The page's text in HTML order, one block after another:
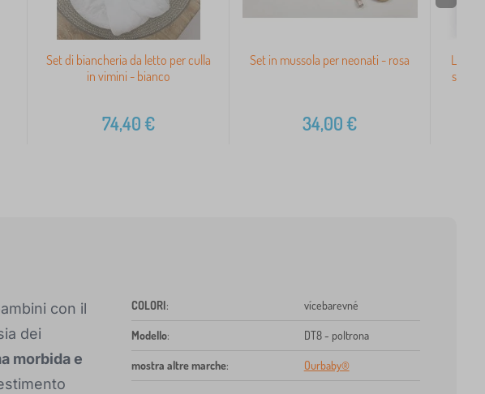
Set di biancheria da letto per culla
in vimini - bianco
74,40€
Set in mussola per neonati - rosa
34,00€
stile
con il
dei
morbida e
COLORI: vícebarevné
Modello: DT8 - poltrona
mostra altre marche: Ourbaby®